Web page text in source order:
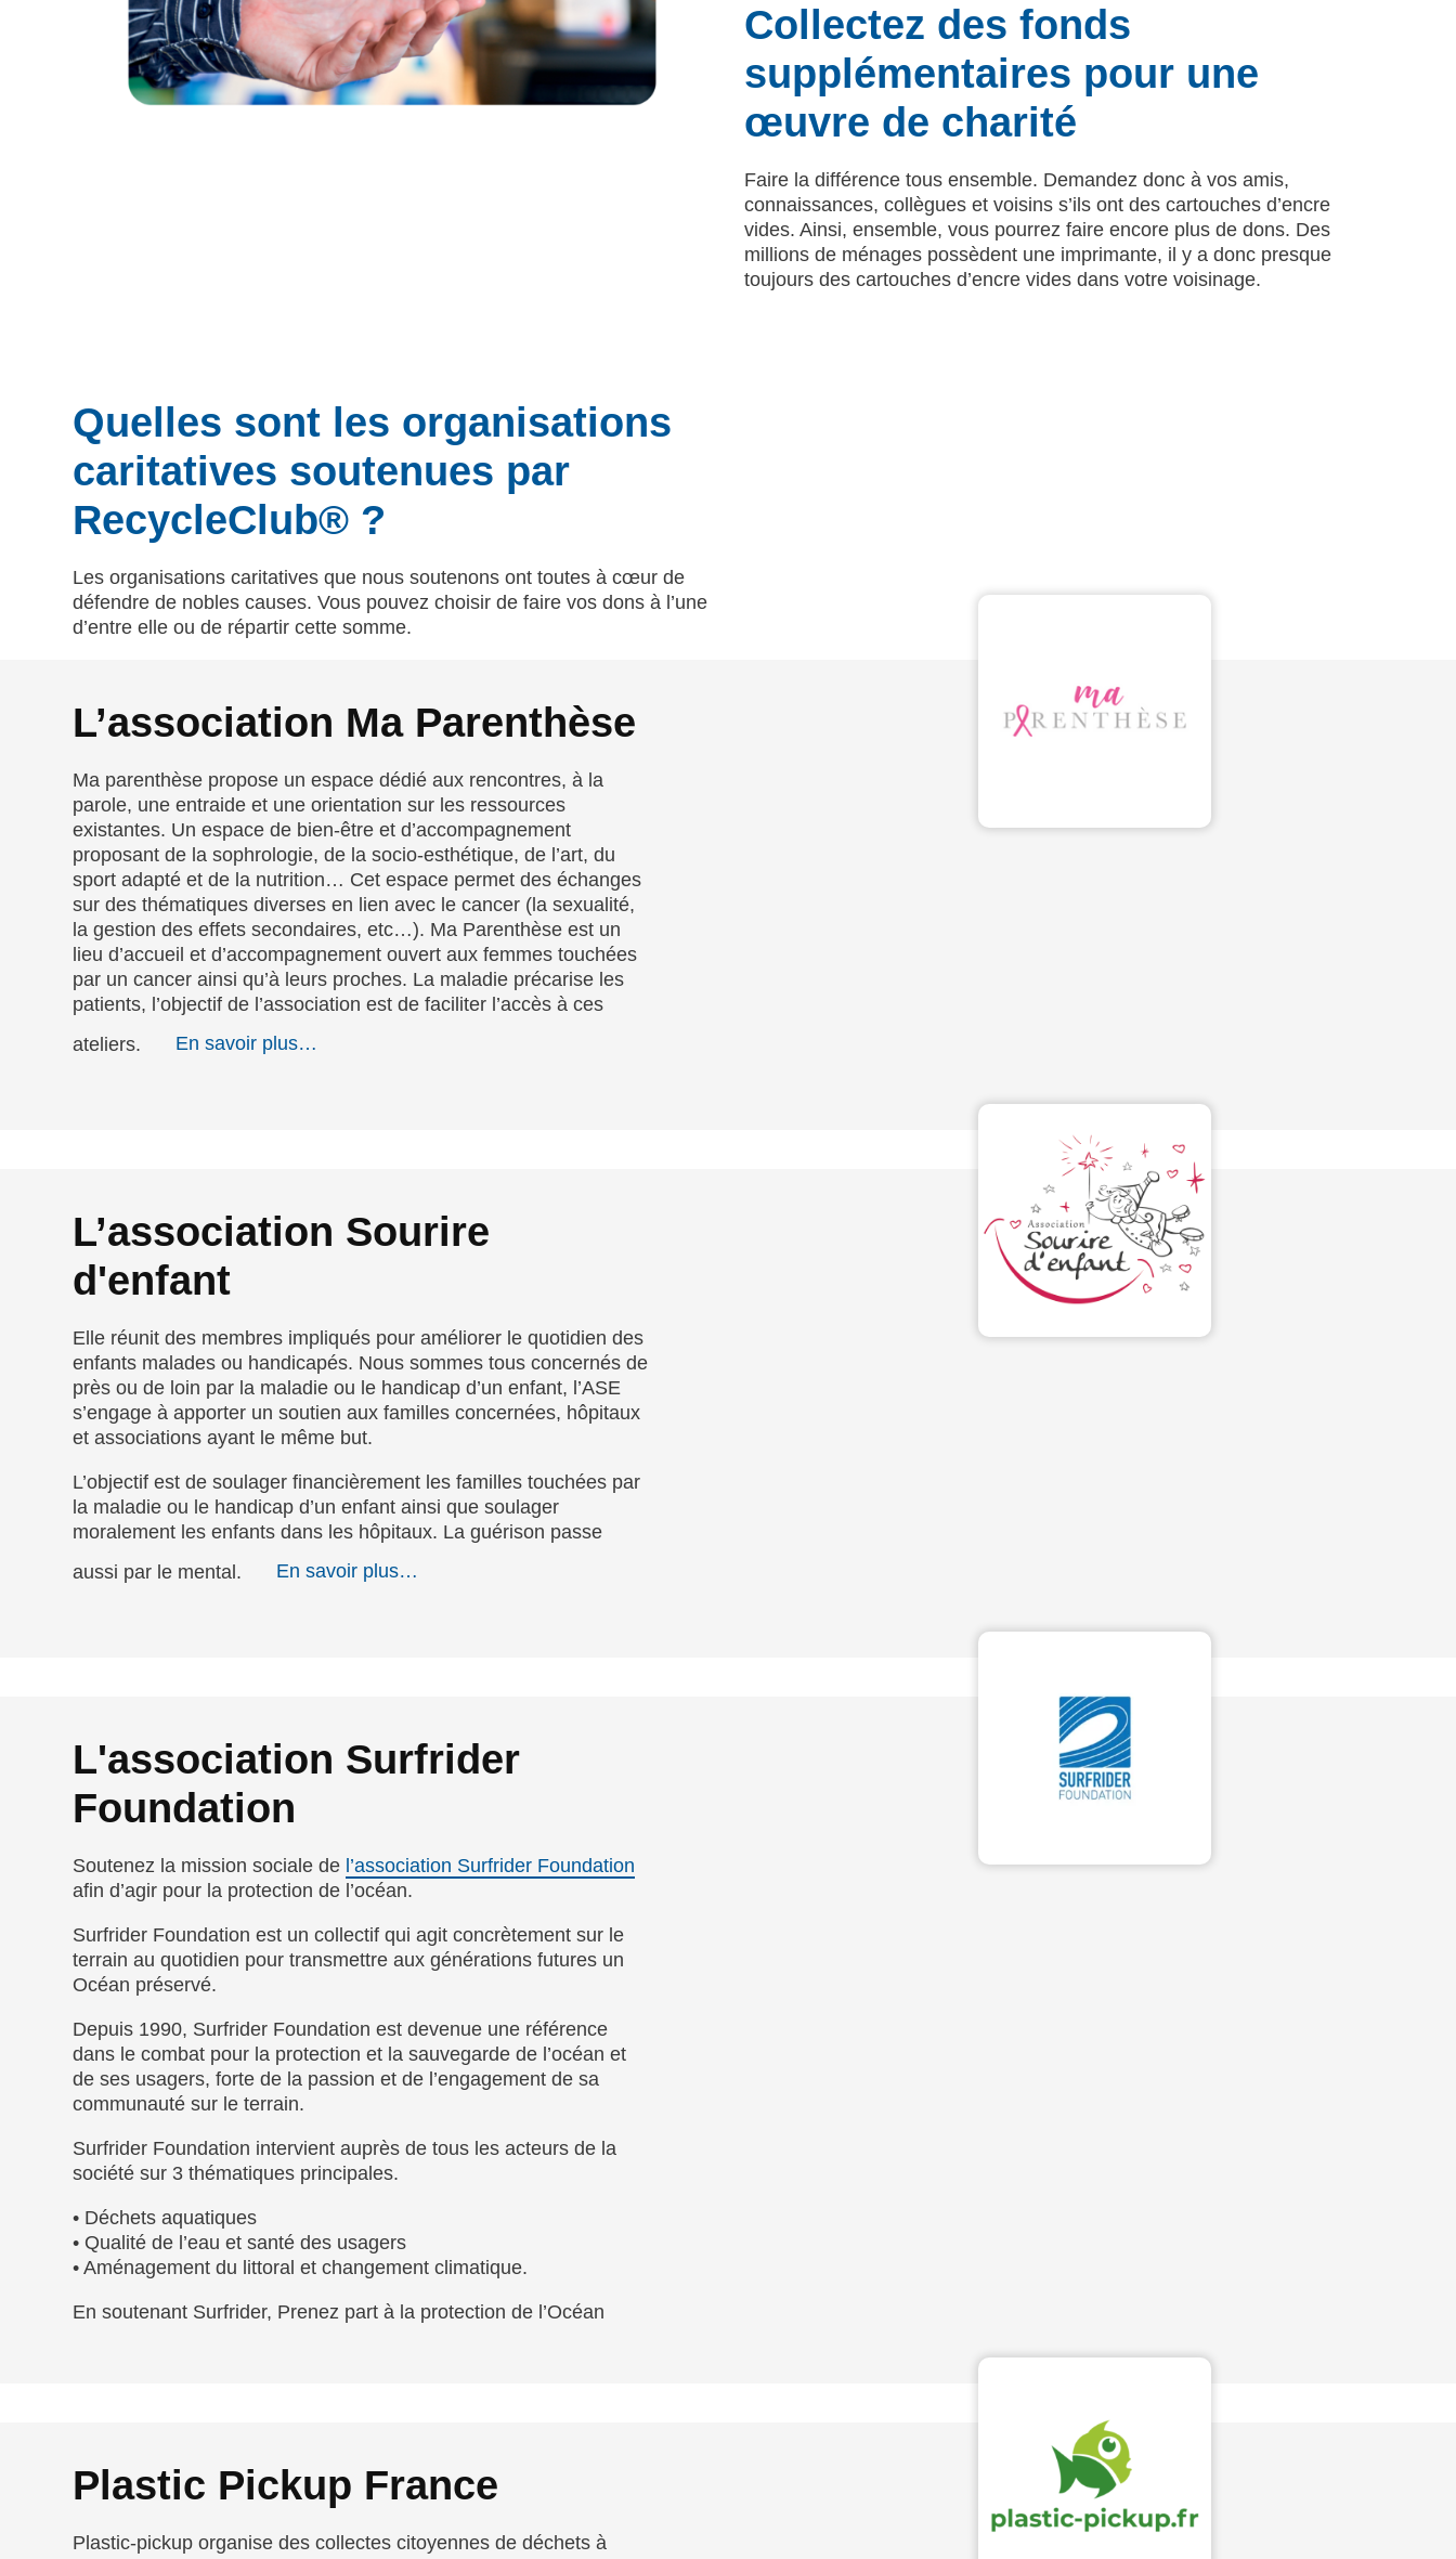
Collectez des fonds
supplémentaires pour une
œuvre de charité
Faire la différence tous ensemble. Demandez donc à vos amis,
connaissances, collègues et voisins s’ils ont des cartouches d’encre
vides. Ainsi, ensemble, vous pourrez faire encore plus de dons. Des
millions de ménages possèdent une imprimante, il y a donc presque
toujours des cartouches d’encre vides dans votre voisinage.
Quelles sont les organisations
caritatives soutenues par
RecycleClub® ?
Les organisations caritatives que nous soutenons ont toutes à cœur de
défendre de nobles causes. Vous pouvez choisir de faire vos dons à l’une
d’entre elle ou de répartir cette somme.
L’association Ma Parenthèse
Ma parenthèse propose un espace dédié aux rencontres, à la
parole, une entraide et une orientation sur les ressources
existantes. Un espace de bien-être et d’accompagnement
proposant de la sophrologie, de la socio-esthétique, de l’art, du
sport adapté et de la nutrition… Cet espace permet des échanges
sur des thématiques diverses en lien avec le cancer (la sexualité,
la gestion des effets secondaires, etc…). Ma Parenthèse est un
lieu d’accueil et d’accompagnement ouvert aux femmes touchées
par un cancer ainsi qu’à leurs proches. La maladie précarise les
patients, l’objectif de l’association est de faciliter l’accès à ces
ateliers.
En savoir plus…
L’association Sourire
d'enfant
Elle réunit des membres impliqués pour améliorer le quotidien des
enfants malades ou handicapés. Nous sommes tous concernés de
près ou de loin par la maladie ou le handicap d’un enfant, l’ASE
s’engage à apporter un soutien aux familles concernées, hôpitaux
et associations ayant le même but.
L’objectif est de soulager financièrement les familles touchées par
la maladie ou le handicap d’un enfant ainsi que soulager
moralement les enfants dans les hôpitaux. La guérison passe
aussi par le mental.
En savoir plus…
L'association Surfrider
Foundation
Soutenez la mission sociale de l’association Surfrider Foundation
afin d’agir pour la protection de l’océan.
Surfrider Foundation est un collectif qui agit concrètement sur le
terrain au quotidien pour transmettre aux générations futures un
Océan préservé.
Depuis 1990, Surfrider Foundation est devenue une référence
dans le combat pour la protection et la sauvegarde de l’océan et
de ses usagers, forte de la passion et de l’engagement de sa
communauté sur le terrain.
Surfrider Foundation intervient auprès de tous les acteurs de la
société sur 3 thématiques principales.
• Déchets aquatiques
• Qualité de l’eau et santé des usagers
• Aménagement du littoral et changement climatique.
En soutenant Surfrider, Prenez part à la protection de l’Océan
Plastic Pickup France
Plastic-pickup organise des collectes citoyennes de déchets à